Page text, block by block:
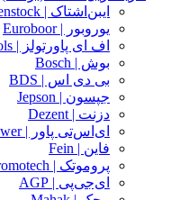
ایبن‌اشتاک | Eibenstock
یوروبور | Euroboor
اف ای پاورتولز | FE Powertools
بوش | Bosch
بی دی اس | BDS
جپسون | Jepson
دزنت | Dezent
ای‌اس‌تی پاور | AST Power
فاین | Fein
پروموتک | Promotech
ای‌جی‌پی | AGP